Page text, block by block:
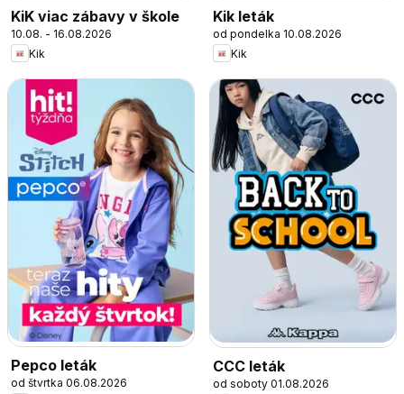
KiK viac zábavy v škole
10.08. - 16.08.2026
Kik
Kik leták
od pondelka 10.08.2026
Kik
Pepco leták
od štvrtka 06.08.2026
CCC leták
od soboty 01.08.2026